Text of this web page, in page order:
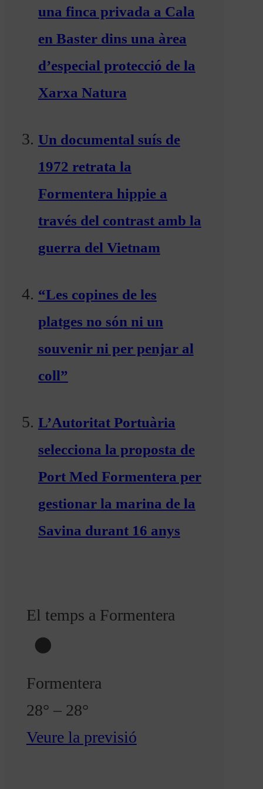
una finca privada a Cala
en Baster dins una àrea
d’especial protecció de la
Xarxa Natura
Un documental suís de
1972 retrata la
Formentera hippie a
través del contrast amb la
guerra del Vietnam
“Les copines de les
platges no són ni un
souvenir ni per penjar al
coll”
L’Autoritat Portuària
selecciona la proposta de
Port Med Formentera per
gestionar la marina de la
Savina durant 16 anys
El temps a Formentera
Formentera
28° – 28°
Veure la previsió